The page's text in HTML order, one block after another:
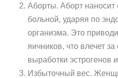
Аборты. Аборт
больной, ударяя по
организма. Это
яичников, что влечет
выработки эстрогенов
Избыточный вес.